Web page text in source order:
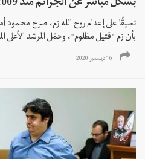
تعليقًا على إعدام روح الله زم، صرح محمود
بأن زم "قتيل مظلوم"، وحمّل المرشد الأعلى
16 ديسمبر 2020